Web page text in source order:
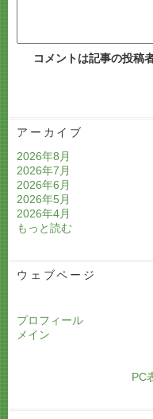
コメントは記事の投稿
アーカイブ
2026年8月
2026年7月
2026年6月
2026年5月
2026年4月
もっと読む
ウェブページ
プロフィール
メイン
PC